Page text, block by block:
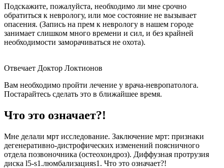
Подскажите, пожалуйста, необходимо ли мне срочно
обратиться к неврологу, или мое состояние не вызывает
опасения. (Запись на прем к неврологу в нашем городе
занимает слишком много времени и сил, и без крайней
необходимости заморачиваться не охота).
Отвечает Доктор Локтионов
Вам необходимо пройти лечение у врача-невропатолога.
Постарайтесь сделать это в ближайшее время.
Что это означает?!
Мне делали мрт исследование. Заключение мрт: признаки
дегенеративно-дистрофических изменений поясничного
отдела позвоночника (остеохондроз). Диффузная протрузия
диска l5-s1.люмбализацияs1. Что это означает?!